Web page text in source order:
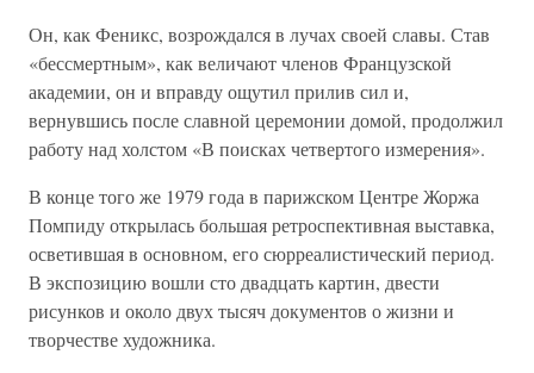
Он, как Феникс, возрождался в лучах своей славы. Став
«бессмертным», как величают членов Французской
академии, он и вправду ощутил прилив сил и,
вернувшись после славной церемонии домой, продолжил
работу над холстом «В поисках четвертого измерения».
В конце того же 1979 года в парижском Центре Жоржа
Помпиду открылась большая ретроспективная выставка,
осветившая в основном, его сюрреалистический период.
В экспозицию вошли сто двадцать картин, двести
рисунков и около двух тысяч документов о жизни и
творчестве художника.